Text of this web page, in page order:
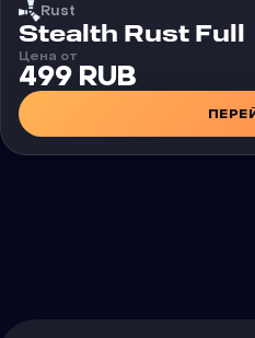
Rust
Чит
Stealth Rust Full
Цена от
499 RUB